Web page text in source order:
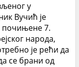
у
Вучић је
почињене 7.
народа,
је рећи да
се брани од